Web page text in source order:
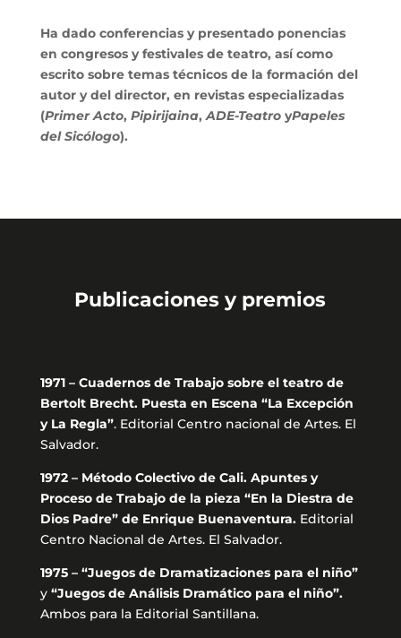
Ha dado conferencias y presentado ponencias
en congresos y festivales de teatro, así como
escrito sobre temas técnicos de la formación del
autor y del director, en revistas especializadas
(Primer Acto, Pipirijaina,ADE-TeatroyPapeles
del Sicólogo).
Publicaciones y premios
1971 – Cuadernos de Trabajo sobre el teatro de
Bertolt Brecht. Puesta en Escena “La Excepción
y La Regla”. Editorial Centro nacional de Artes. El
Salvador.
1972 – Método Colectivo de Cali. Apuntes y
Proceso de Trabajo de la pieza “En la Diestra de
Dios Padre” de Enrique Buenaventura.Editorial
Centro Nacional de Artes. El Salvador.
1975 – “Juegos de Dramatizaciones para el niño”
y “Juegos de Análisis Dramático para el niño”.
Ambos para la Editorial Santillana.